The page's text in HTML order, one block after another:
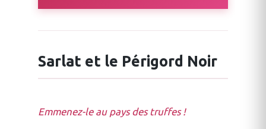
Sarlat et le Périgord Noir
Emmenez-le au pays des truffes !